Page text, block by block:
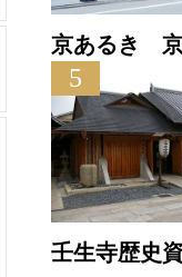
京あるき
5
壬生寺歴史